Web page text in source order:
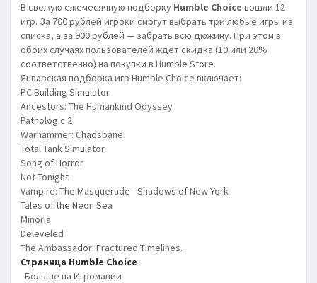
В свежую ежемесячную подборку Humble Choice вошли 12
игр. За 700 рублей игроки смогут выбрать три любые игры из
списка, а за 900 рублей — забрать всю дюжину. При этом в
обоих случаях пользователей ждёт скидка (10 или 20%
соответственно) на покупки в Humble Store.
Январская подборка игр Humble Choice включает:
PC Building Simulator
Ancestors: The Humankind Odyssey
Pathologic 2
Warhammer: Chaosbane
Total Tank Simulator
Song of Horror
Not Tonight
Vampire: The Masquerade - Shadows of New York
Tales of the Neon Sea
Minoria
Deleveled
The Ambassador: Fractured Timelines.
Страница Humble Choice
Больше на Игромании